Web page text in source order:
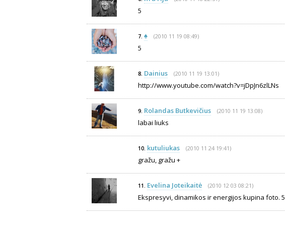
5
7. ♠ (2010 11 19 08:49)
5
8. Dainius (2010 11 19 13:01)
http://www.youtube.com/watch?v=jDpJn6zlLNs
9. Rolandas Butkevičius (2010 11 19 13:08)
labai liuks
10. kutuliukas (2010 11 24 19:41)
gražu, gražu +
11. Evelina Joteikaitė (2010 12 03 08:21)
Ekspresyvi, dinamikos ir energijos kupina foto. 5